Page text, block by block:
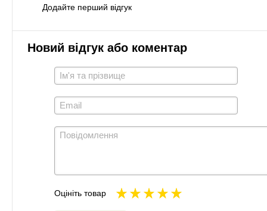
Додайте перший відгук
Новий відгук або коментар
Оцініть товар